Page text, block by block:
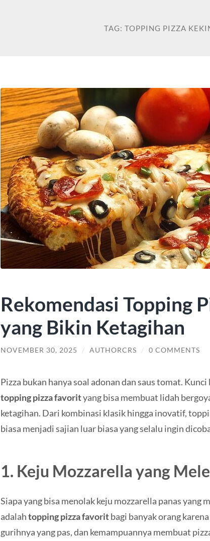
TAG:TOPPING PIZZA
Rekomendasi Topping
yang Bikin Ketagihan
NOVEMBER 30, 2025 / AUTHORCRS / 0 COMMENTS
Pizza bukan hanya soal adonan dan saus tomat.
topping pizza favorityang bisa membuat lidah
ketagihan. Dari kombinasi klasik hingga inovatif,
biasa menjadi sajian luar biasa yang selalu ingin
1. Keju Mozzarella yang
Siapa yang bisa menolak keju mozzarella panas yang
adalahtopping pizza favoritbagi banyak orang
gurihnya yang pas, dan kemampuannya membuat